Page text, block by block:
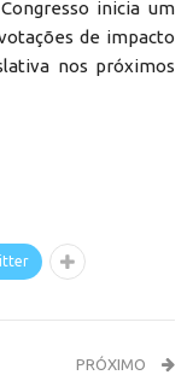
inicia um
de impacto
nos próximos
PRÓXIMO